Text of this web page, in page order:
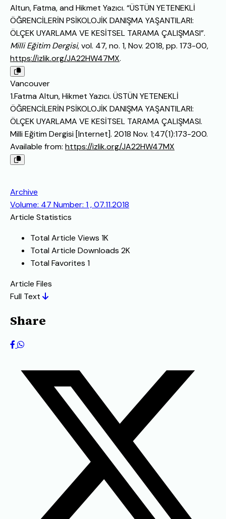
Altun, Fatma, and Hikmet Yazıcı. “ÜSTÜN YETENEKLİ
ÖĞRENCİLERİN PSİKOLOJİK DANIŞMA YAŞANTILARI:
ÖLÇEK UYARLAMA VE KESİTSEL TARAMA ÇALIŞMASI”.
Milli Eğitim Dergisi, vol. 47, no. 1, Nov. 2018, pp. 173-00,
https://izlik.org/JA22HW47MX.
Vancouver
1.Fatma Altun, Hikmet Yazıcı. ÜSTÜN YETENEKLİ
ÖĞRENCİLERİN PSİKOLOJİK DANIŞMA YAŞANTILARI:
ÖLÇEK UYARLAMA VE KESİTSEL TARAMA ÇALIŞMASI.
Milli Eğitim Dergisi [Internet]. 2018 Nov. 1;47(1):173-200.
Available from: https://izlik.org/JA22HW47MX
Archive
Volume: 47 Number: 1 , 07.11.2018
Article Statistics
Total Article Views 1K
Total Article Downloads 2K
Total Favorites 1
Article Files
Full Text
Share